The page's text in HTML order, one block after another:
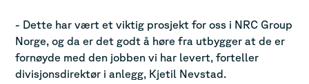
- Dette har vært et viktig prosjekt for oss i NRC Group
Norge, og da er det godt å høre fra utbygger at de er
fornøyde med den jobben vi har levert, forteller
divisjonsdirektør i anlegg, Kjetil Nevstad.